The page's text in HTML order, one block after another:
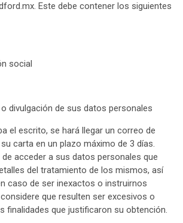
. Este debe contener los siguientes
social
divulgación de sus datos personales
el escrito, se hará llegar un correo de
carta en un plazo máximo de 3 días.
acceder a sus datos personales que
del tratamiento de los mismos, así
caso de ser inexactos o instruirnos
que resulten ser excesivos o
finalidades que justificaron su obtención.